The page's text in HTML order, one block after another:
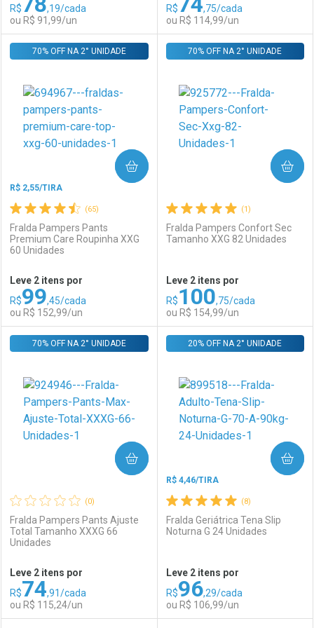
Comprar sem Desconto
Por R$ 125,99/cada
Por R$ 125,99/cada
Comprar sem Desconto
Por R$ 92,90/cada
Por R$ 92,90/cada
R$
,19/cada
ou R$ 91,99/un
FECHAR
Laboratório
Comprar sem Desconto
Por R$ 91,99/cada
FECHAR
Por Menos
Comprar sem Desconto
Por R$ 91,99/cada
R$
,75/cada
ou R$ 114,99/un
Laboratório
Comprar sem Desconto
Por R$ 114,99/cada
Por Menos
Comprar sem Desconto
Por R$ 114,99/cada
(65)
R$ 2,55/TIRA
Fralda Pampers Pants
Premium Care Roupinha XXG
60 Unidades
70% OFF NA 2° UNIDADE
Leve 2 itens por
R$99,45/cada
ou R$ 152,99/un
COMPRAR
FECHAR
Laboratório
Comprar sem Desconto
Por R$ 152,99/cada
FECHAR
Por Menos
Comprar sem Desconto
Por R$ 152,99/cada
(1)
Fralda Pampers Confort Sec
Tamanho XXG 82 Unidades
70% OFF NA 2° UNIDADE
Leve 2 itens por
R$100,75/cada
ou R$ 154,99/un
COMPRAR
Laboratório
Comprar sem Desconto
Por R$ 154,99/cada
Por Menos
Comprar sem Desconto
Por R$ 154,99/cada
(0)
Fralda Pampers Pants Ajuste
Total Tamanho XXXG 66
Unidades
70% OFF NA 2° UNIDADE
Leve 2 itens por
R$74,91/cada
ou R$ 115,24/un
COMPRAR
(8)
R$ 4,46/TIRA
Fralda Geriátrica Tena Slip
Noturna G 24 Unidades
20% OFF NA 2° UNIDADE
Leve 2 itens por
R$96,29/cada
ou R$ 106,99/un
COMPRAR